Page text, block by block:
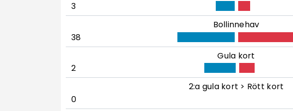
3
Bollinnehav
38
Gula kort
2
2:a gula kort > Rött kort
0